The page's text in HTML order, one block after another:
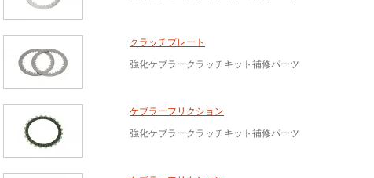
クラッチプレート
強化ケブラークラッチキット補修パーツ
ケブラーフリクション
強化ケブラークラッチキット補修パーツ